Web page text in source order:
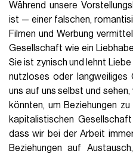
Während unsere
ist — einer falschen,
Filmen und Werbung
Gesellschaft wie ein
Sie ist zynisch und lehnt
nutzloses oder langweiliges
uns auf uns selbst und
könnten, um Beziehungen
kapitalistischen
dass wir bei der Arbeit
Beziehungen auf